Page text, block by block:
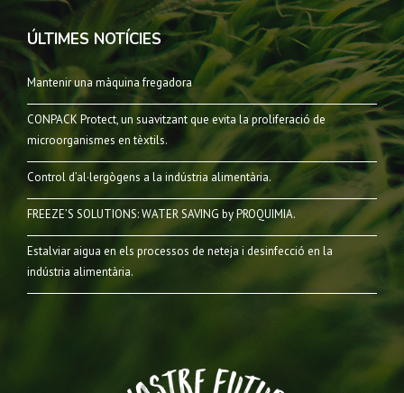
ÚLTIMES NOTÍCIES
Mantenir una màquina fregadora
CONPACK Protect, un suavitzant que evita la proliferació de
microorganismes en tèxtils.
Control d’al·lergògens a la indústria alimentària.
FREEZE’S SOLUTIONS: WATER SAVING by PROQUIMIA.
Estalviar aigua en els processos de neteja i desinfecció en la
indústria alimentària.